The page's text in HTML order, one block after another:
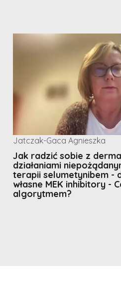
Jatczak-Gaca Agnieszka
Jak radzić sobie z
działaniami
terapii selumetynibem -
własne MEK inhibitory -
algorytmem?